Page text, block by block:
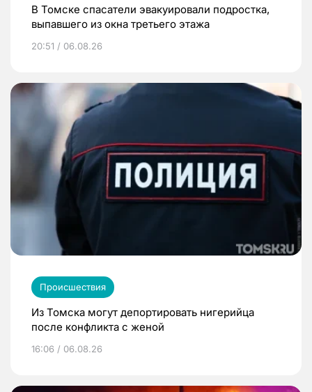
В Томске спасатели эвакуировали подростка,
выпавшего из окна третьего этажа
20:51 / 06.08.26
Происшествия
Из Томска могут депортировать нигерийца
после конфликта с женой
16:06 / 06.08.26